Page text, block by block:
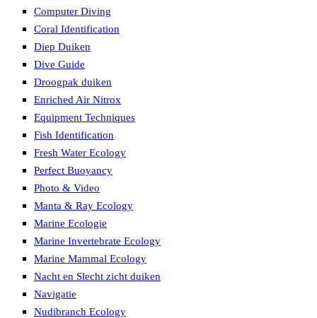
Computer Diving
Coral Identification
Diep Duiken
Dive Guide
Droogpak duiken
Enriched Air Nitrox
Equipment Techniques
Fish Identification
Fresh Water Ecology
Perfect Buoyancy
Photo & Video
Manta & Ray Ecology
Marine Ecologie
Marine Invertebrate Ecology
Marine Mammal Ecology
Nacht en Slecht zicht duiken
Navigatie
Nudibranch Ecology